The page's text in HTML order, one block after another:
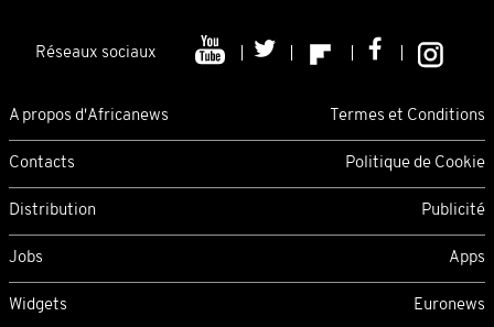
Réseaux sociaux
A propos d'Africanews Termes et Conditions
Contacts Politique de Cookie
Distribution Publicité
Jobs Apps
Widgets Euronews